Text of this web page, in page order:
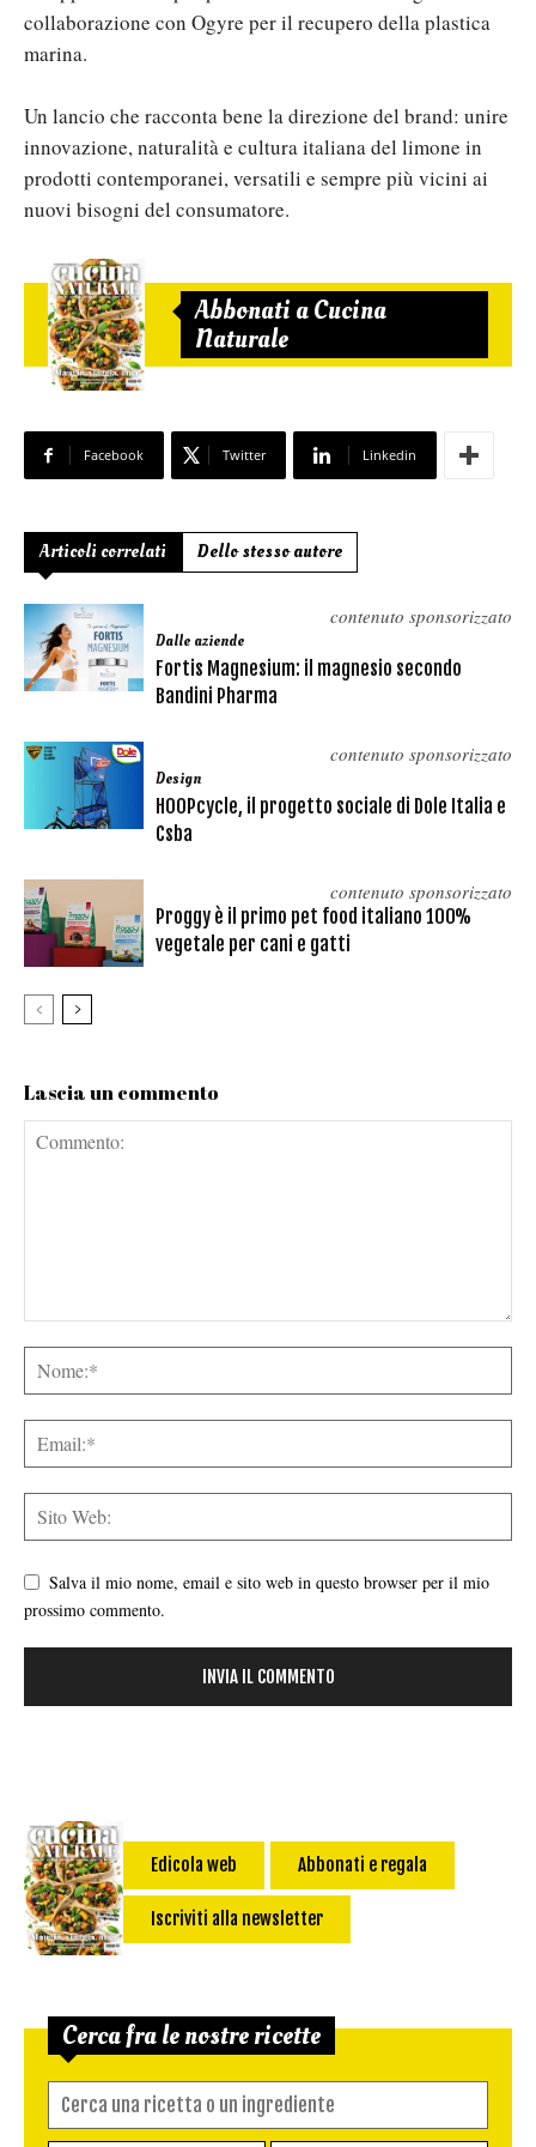
collaborazione con Ogyre per il recupero della plastica
marina.
Un lancio che racconta bene la direzione del brand: unire
innovazione, naturalità e cultura italiana del limone in
prodotti contemporanei, versatili e sempre più vicini ai
nuovi bisogni del consumatore.
Abbonati a Cucina
Naturale
Facebook Twitter Linkedin
Articoli correlati Dello stesso autore
contenuto sponsorizzato
Dalle aziende
Fortis Magnesium: il magnesio secondo
Bandini Pharma
contenuto sponsorizzato
Design
HOOPcycle, il progetto sociale di Dole Italia e
Csba
contenuto sponsorizzato
Proggy è il primo pet food italiano 100%
vegetale per cani e gatti
Lascia un commento
Salva il mio nome, email e sito web in questo browser per il mio
prossimo commento.
Edicola web Abbonati e regala
Iscriviti alla newsletter
Cerca fra le nostre ricette